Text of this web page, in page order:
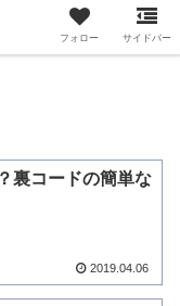
ためのサイト
裏コードの簡単な
2019.04.06
フォロー サイドバー